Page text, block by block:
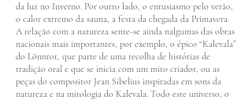
da luz no Inverno. Por outro lado, o entusiasmo pelo verão,
o calor extremo da sauna, a festa da chegada da Primavera.
A relação com a natureza sente-se ainda nalgumas das obras
nacionais mais importantes, por exemplo, o épico “Kalevala”
do Lönnrot, que parte de uma recolha de histórias de
tradição oral e que se inicia com um mito criador, ou as
peças do compositor Jean Sibelius inspiradas em sons da
natureza e na mitologia do Kalevala. Todo este universo, o